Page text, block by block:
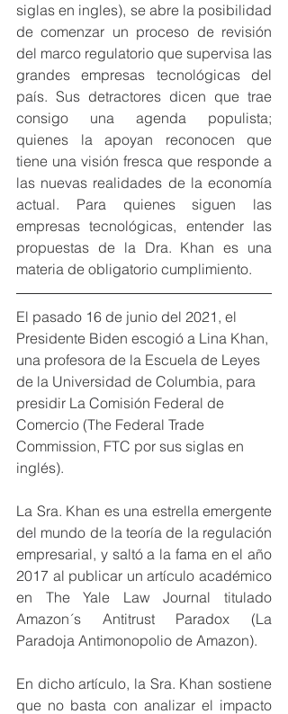
siglas en ingles), se abre la posibilidad
de comenzar un proceso de revisión
del marco regulatorio que supervisa las
grandes empresas tecnológicas del
país. Sus detractores dicen que trae
consigo una agenda populista;
quienes la apoyan reconocen que
tiene una visión fresca que responde a
las nuevas realidades de la economía
actual. Para quienes siguen las
empresas tecnológicas, entender las
propuestas de la Dra. Khan es una
materia de obligatorio cumplimiento.
El pasado 16 de junio del 2021, el
Presidente Biden escogió a Lina Khan,
una profesora de la Escuela de Leyes
de la Universidad de Columbia, para
presidir La Comisión Federal de
Comercio (The Federal Trade
Commission, FTC por sus siglas en
inglés).
La Sra. Khan es una estrella emergente
del mundo de la teoría de la regulación
empresarial, y saltó a la fama en el año
2017 al publicar un artículo académico
en The Yale Law Journal titulado
Amazon´s Antitrust Paradox (La
Paradoja Antimonopolio de Amazon).
En dicho artículo, la Sra. Khan sostiene
que no basta con analizar el impacto